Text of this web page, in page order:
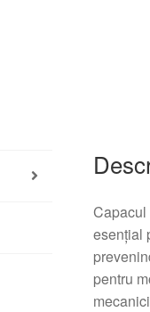
esențial
pentru